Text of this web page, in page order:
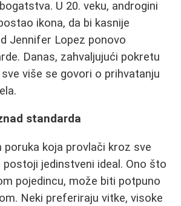
U 20. veku, androgini
ikona, da bi kasnije
Jennifer Lopez ponovo
Danas, zahvaljujući pokretu
više se govori o prihvatanju
standarda
poruka koja provlači kroz sve
postoji jedinstveni ideal. Ono što
pojedincu, može biti potpuno
Neki preferiraju vitke, visoke